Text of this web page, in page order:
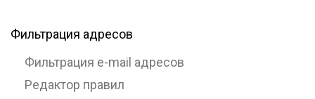
Фильтрация адресов
Фильтрация e-mail адресов
Редактор правил